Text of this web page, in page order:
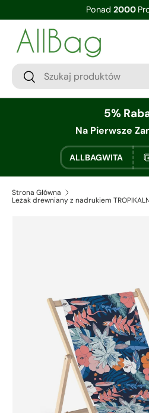
Ponad 2000
5%
Na Pierwsze
ALLBAGWITA
Strona Główna
Leżak drewniany z nadrukiem